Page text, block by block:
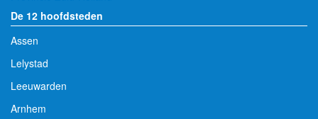
De 12 hoofdsteden
Assen
Lelystad
Leeuwarden
Arnhem